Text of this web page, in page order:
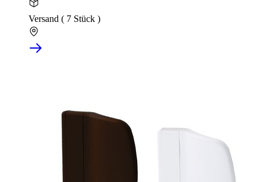
Versand ( 7 Stück )